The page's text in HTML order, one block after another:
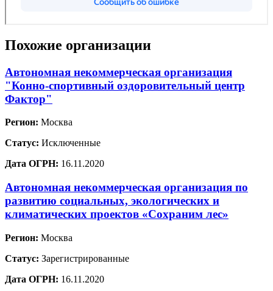
Похожие организации
Автономная некоммерческая организация
"Конно-спортивный оздоровительный центр
Фактор"
Регион: Москва
Статус: Исключенные
Дата ОГРН: 16.11.2020
Автономная некоммерческая организация по
развитию социальных, экологических и
климатических проектов «Сохраним лес»
Регион: Москва
Статус: Зарегистрированные
Дата ОГРН: 16.11.2020